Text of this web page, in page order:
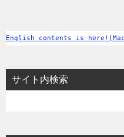
English contents is
サイト内検索